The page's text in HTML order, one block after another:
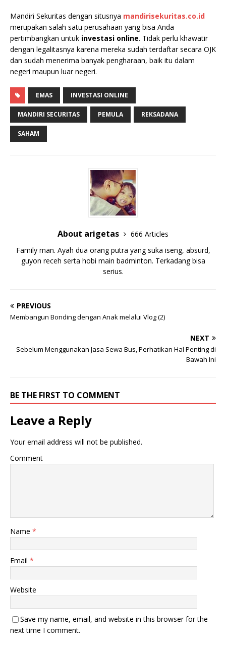
Mandiri Sekuritas dengan situsnya mandirisekuritas.co.id
merupakan salah satu perusahaan yang bisa Anda
pertimbangkan untuk investasi online. Tidak perlu khawatir
dengan legalitasnya karena mereka sudah terdaftar secara OJK
dan sudah menerima banyak pengharaan, baik itu dalam
negeri maupun luar negeri.
EMAS INVESTASI ONLINE
MANDIRI SECURITAS PEMULA REKSADANA
SAHAM
About arigetas
666 Articles
Family man. Ayah dua orang putra yang suka iseng, absurd,
guyon receh serta hobi main badminton. Terkadang bisa
serius.
PREVIOUS
Membangun Bonding dengan Anak melalui Vlog (2)
NEXT
Sebelum Menggunakan Jasa Sewa Bus, Perhatikan Hal Penting di
Bawah Ini
BE THE FIRST TO COMMENT
Leave a Reply
Your email address will not be published.
Comment
Name *
Email *
Website
Save my name, email, and website in this browser for the
next time I comment.